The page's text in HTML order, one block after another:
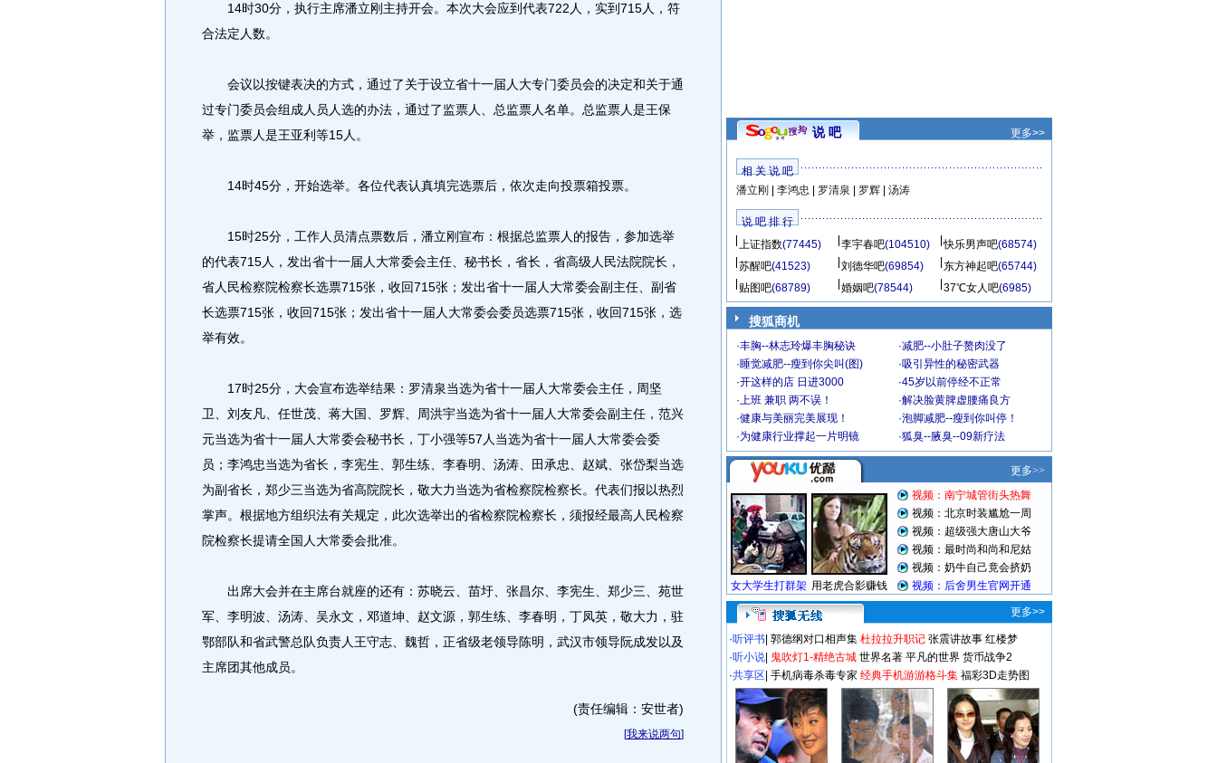
14时30分，执行主席潘立刚主持开会。本次大会应到代表722人，实到715人，符
合法定人数。
会议以按键表决的方式，通过了关于设立省十一届人大专门委员会的决定和关于通
过专门委员会组成人员人选的办法，通过了监票人、总监票人名单。总监票人是王保
举，监票人是王亚利等15人。
14时45分，开始选举。各位代表认真填完选票后，依次走向投票箱投票。
15时25分，工作人员清点票数后，潘立刚宣布：根据总监票人的报告，参加选举
的代表715人，发出省十一届人大常委会主任、秘书长，省长，省高级人民法院院长，
省人民检察院检察长选票715张，收回715张；发出省十一届人大常委会副主任、副省
长选票715张，收回715张；发出省十一届人大常委会委员选票715张，收回715张，选
举有效。
17时25分，大会宣布选举结果：罗清泉当选为省十一届人大常委会主任，周坚
卫、刘友凡、任世茂、蒋大国、罗辉、周洪宇当选为省十一届人大常委会副主任，范兴
元当选为省十一届人大常委会秘书长，丁小强等57人当选为省十一届人大常委会委
员；李鸿忠当选为省长，李宪生、郭生练、李春明、汤涛、田承忠、赵斌、张岱梨当选
为副省长，郑少三当选为省高院院长，敬大力当选为省检察院检察长。代表们报以热烈
掌声。根据地方组织法有关规定，此次选举出的省检察院检察长，须报经最高人民检察
院检察长提请全国人大常委会批准。
出席大会并在主席台就座的还有：苏晓云、苗圩、张昌尔、李宪生、郑少三、苑世
军、李明波、汤涛、吴永文，邓道坤、赵文源，郭生练、李春明，丁凤英，敬大力，驻
鄂部队和省武警总队负责人王守志、魏哲，正省级老领导陈明，武汉市领导阮成发以及
主席团其他成员。
(责任编辑：安世者)
[我来说两句]
说 吧 更多>>
相 关 说 吧
潘立刚
李鸿忠 罗清泉 罗辉| 汤涛
说 吧 排 行
上证指数(77445) 李宇春吧(104510) 快乐男声吧(68574)
苏醒吧(41523) 刘德华吧(69854) 东方神起吧(65744)
贴图吧(68789) 婚姻吧(78544) 37℃女人吧(6985)
搜狐商机
·丰胸--林志玲爆丰胸秘诀 ·减肥--小肚子赘肉没了
·睡觉减肥--瘦到你尖叫(图) ·吸引异性的秘密武器
·开这样的店 日进3000 ·45岁以前停经不正常
·上班 兼职 两不误！ ·解决脸黄脾虚腰痛良方
·健康与美丽完美展现！ ·泡脚减肥--瘦到你叫停！
·为健康行业撑起一片明镜 ·狐臭--腋臭--09新疗法
更多>>
·听评书 郭德纲对口相声集 杜拉拉升职记 张震讲故事 红楼梦
·听小说 鬼吹灯1-精绝古城 世界名著 平凡的世界 货币战争2
·共享区 手机病毒杀毒专家 经典手机游游格斗集 福彩3D走势图